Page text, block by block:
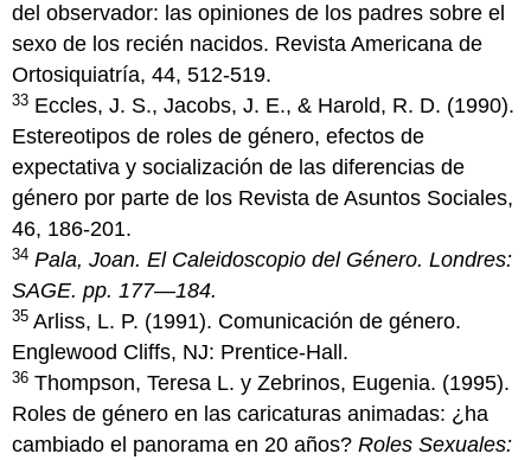
del observador: las opiniones de los padres sobre el
sexo de los recién nacidos. Revista Americana de
Ortosiquiatría, 44, 512-519.
33 Eccles, J. S., Jacobs, J. E., & Harold, R. D. (1990).
Estereotipos de roles de género, efectos de
expectativa y socialización de las diferencias de
género por parte de los Revista de Asuntos Sociales,
46, 186-201.
34 Pala, Joan. El Caleidoscopio del Género. Londres:
SAGE. pp. 177—184.
35 Arliss, L. P. (1991). Comunicación de género.
Englewood Cliffs, NJ: Prentice-Hall.
36 Thompson, Teresa L. y Zebrinos, Eugenia. (1995).
Roles de género en las caricaturas animadas: ¿ha
cambiado el panorama en 20 años?Roles Sexuales: